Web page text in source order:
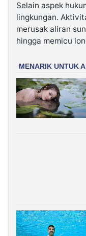
Selain aspek
lingkungan.
merusak aliran
hingga memicu